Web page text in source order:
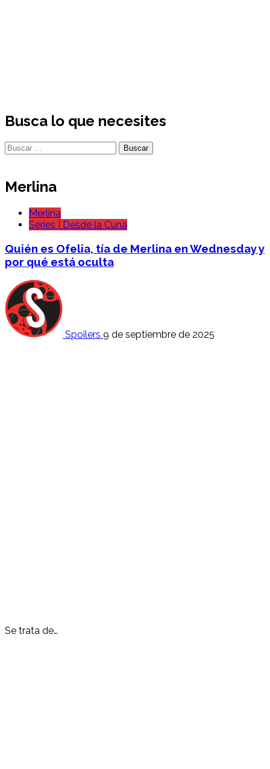
Busca lo que necesites
Buscar:
Merlina
Merlina
Series | Desde la Cuna
Quién es Ofelia, tía de Merlina en Wednesday y
por qué está oculta
Spoilers 9 de septiembre de 2025
Se trata de…